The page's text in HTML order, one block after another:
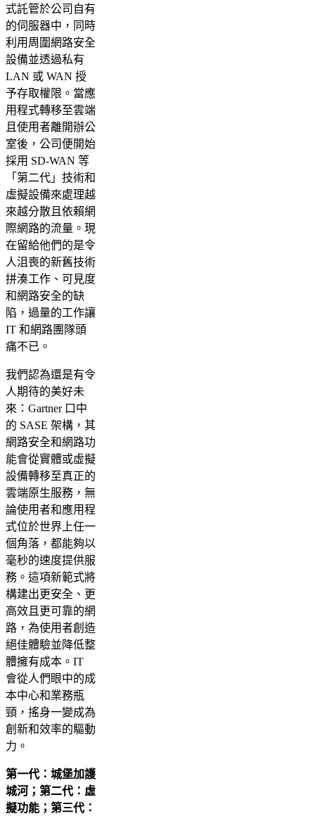
式託管於公司自有
的伺服器中，同時
利用周圍網路安全
設備並透過私有
LAN 或 WAN 授
予存取權限。當應
用程式轉移至雲端
且使用者離開辦公
室後，公司便開始
採用 SD-WAN 等
「第二代」技術和
虛擬設備來處理越
來越分散且依賴網
際網路的流量。現
在留給他們的是令
人沮喪的新舊技術
拼湊工作、可見度
和網路安全的缺
陷，過量的工作讓
IT 和網路團隊頭
痛不已。
我們認為還是有令
人期待的美好未
來：Gartner 口中
的 SASE 架構，其
網路安全和網路功
能會從實體或虛擬
設備轉移至真正的
雲端原生服務，無
論使用者和應用程
式位於世界上任一
個角落，都能夠以
毫秒的速度提供服
務。這項新範式將
構建出更安全、更
高效且更可靠的網
路，為使用者創造
絕佳體驗並降低整
體擁有成本。IT
會從人們眼中的成
本中心和業務瓶
頸，搖身一變成為
創新和效率的驅動
力。
第一代：城堡加護
城河；第二代：虛
擬功能；第三代：